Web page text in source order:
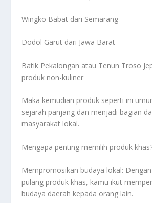
Wingko Babat dari Semarang
Dodol Garut dari Jawa Barat
Batik Pekalongan atau Tenun Troso
produk non-kuliner
Maka kemudian produk seperti ini
sejarah panjang dan menjadi bagian
masyarakat lokal.
Mengapa penting memilih produk
Mempromosikan budaya lokal:
pulang produk khas, kamu ikut
budaya daerah kepada orang lain.